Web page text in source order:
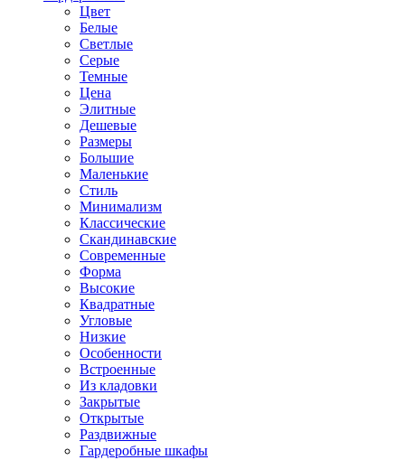
Цвет
Белые
Светлые
Серые
Темные
Цена
Элитные
Дешевые
Размеры
Большие
Маленькие
Стиль
Минимализм
Классические
Скандинавские
Современные
Форма
Высокие
Квадратные
Угловые
Низкие
Особенности
Встроенные
Из кладовки
Закрытые
Открытые
Раздвижные
Гардеробные шкафы